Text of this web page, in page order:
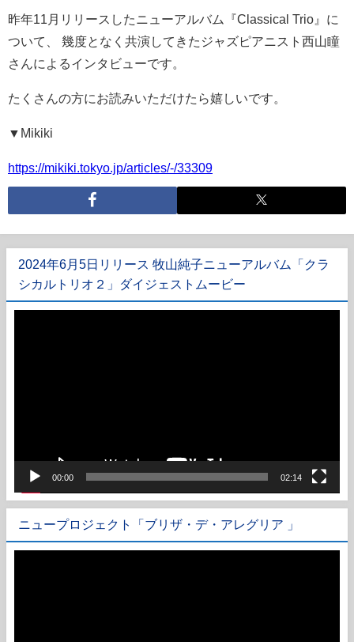
昨年11月リリースしたニューアルバム『Classical Trio』に
ついて、 幾度となく共演してきたジャズピアニスト西山瞳
さんによるインタビューです。
たくさんの方にお読みいただけたら嬉しいです。
▼Mikiki
https://mikiki.tokyo.jp/articles/-/33309
2024年6月5日リリース 牧山純子ニューアルバム「クラ
シカルトリオ２」ダイジェストムービー
00:00 02:14
ニュープロジェクト「ブリザ・デ・アレグリア 」